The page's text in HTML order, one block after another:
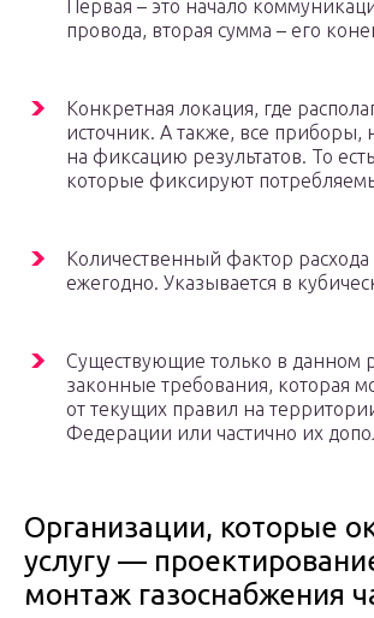
Первая – это начало
провода, вторая сумма – его
Конкретная локация, где
источник. А также, все приборы,
на фиксацию результатов. То
которые фиксируют
Количественный фактор расхода
ежегодно. Указывается в
Существующие только в данном
законные требования, которая
от текущих правил на
Федерации или частично их
Организации, которые
услугу —
монтаж газоснабжения